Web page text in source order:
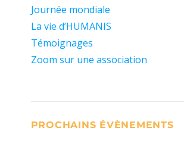
Journée mondiale
La vie d’HUMANIS
Témoignages
Zoom sur une association
PROCHAINS ÉVÈNEMENTS